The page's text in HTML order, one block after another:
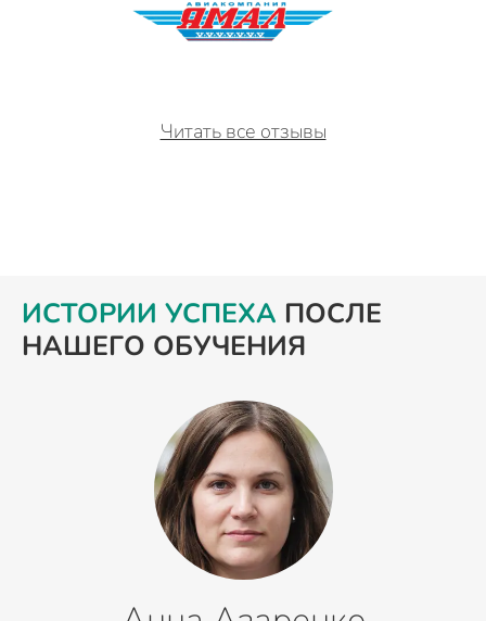
Читать все отзывы
ИСТОРИИ УСПЕХА ПОСЛЕ
НАШЕГО ОБУЧЕНИЯ